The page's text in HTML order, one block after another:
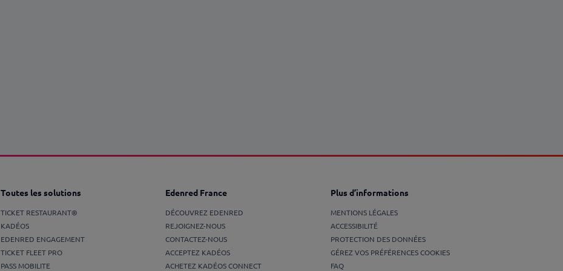
Toutes les solutions
TICKET RESTAURANT®
KADÉOS
EDENRED ENGAGEMENT
TICKET FLEET PRO
PASS MOBILITE
Edenred France
DÉCOUVREZ EDENRED
REJOIGNEZ-NOUS
CONTACTEZ-NOUS
ACCEPTEZ KADÉOS
ACHETEZ KADÉOS CONNECT
Plus d’informations
MENTIONS LÉGALES
ACCESSIBILITÉ
PROTECTION DES DONNÉES
GÉREZ VOS PRÉFÉRENCES COOKIES
FAQ